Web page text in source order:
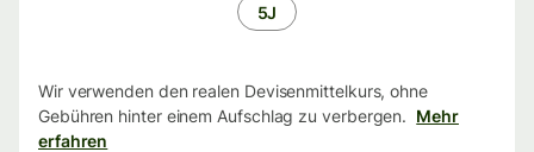
5J
Wir verwenden den realen Devisenmittelkurs, ohne
Gebühren hinter einem Aufschlag zu verbergen. Mehr
erfahren